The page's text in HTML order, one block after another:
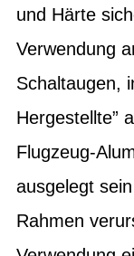
und Härte
Verwendung
Schaltaugen,
Hergestellte”
Flugzeug-
ausgelegt
Rahmen